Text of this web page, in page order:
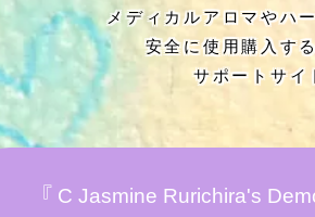
ク集
プロフィール
アロマハーブアンケート
おすすめ商品＆レビュー
メディカルアロマやハ
安全に使用購入す
サポートサイ
『 C Jasmine Rurichira's